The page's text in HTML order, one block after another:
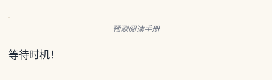
预测阅读手册
等待时机！